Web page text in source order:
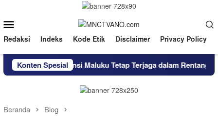
konten
Mobile
Redaksi Indeks Kode Etik Disclaimer Privacy Policy
Konten Spesial
Provinsi Maluku Tetap Terjaga dalam Rentang Sasaran
Beranda Blog